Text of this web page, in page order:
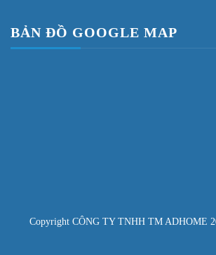
BẢN ĐỒ GOOGLE MAP
Copyright CÔNG TY TNHH TM ADHOME